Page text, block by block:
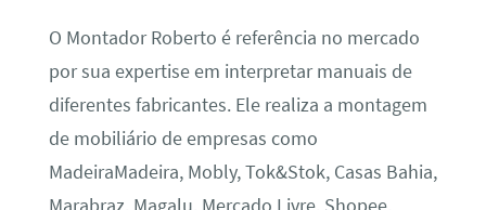
O Montador Roberto é referência no mercado
por sua expertise em interpretar manuais de
diferentes fabricantes. Ele realiza a montagem
de mobiliário de empresas como
MadeiraMadeira, Mobly, Tok&Stok, Casas Bahia,